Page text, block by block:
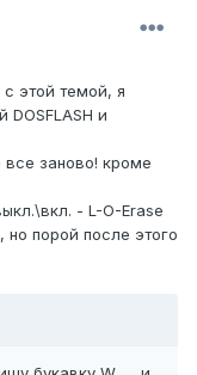
этой темой, я
DOSFLASH и
заново! кроме
- L-O-Erase
но порой после этого